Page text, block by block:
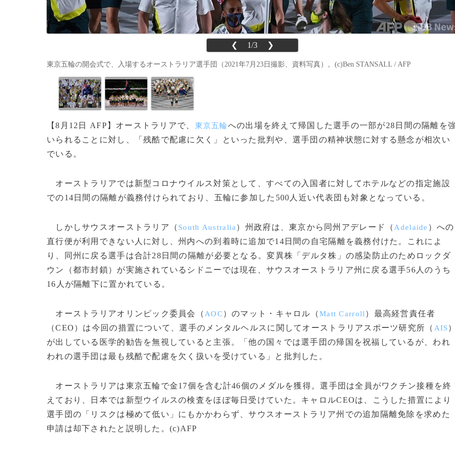
❮ 1/3 ❯
東京五輪の開会式で、入場するオーストラリア選手団（2021年7月23日撮影、資料写真）。(c)Ben STANSALL / AFP
【8月12日 AFP】オーストラリアで、 東京五輪への出場を終えて帰国した選手の一部が28日間の隔離を
いられることに対し、「残酷で配慮に欠く」といった批判や、選手団の精神状態に対する懸念が相次い
でいる。
オーストラリアでは新型コロナウイルス対策として、すべての入国者に対してホテルなどの指定施設
での14日間の隔離が義務付けられており、五輪に参加した500人近い代表団も対象となっている。
しかしサウスオーストラリア（ South Australia ）州政府は、東京から同州アデレード（ Adelaide ）への
直行便が利用できない人に対し、州内への到着時に追加で14日間の自宅隔離を義務付けた。これによ
り、同州に戻る選手は合計28日間の隔離が必要となる。変異株「デルタ株」の感染防止のためロックダ
ウン（都市封鎖）が実施されているシドニーでは現在、サウスオーストラリア州に戻る選手56人のうち
16人が隔離下に置かれている。
オーストラリアオリンピック委員会（ AOC）のマット・キャロル（Matt Carroll ）最高経営責任者
（CEO）は今回の措置について、選手のメンタルヘルスに関してオーストラリアスポーツ研究所（ AIS
が出している医学的勧告を無視していると主張。「他の国々では選手団の帰国を祝福しているが、われ
われの選手団は最も残酷で配慮を欠く扱いを受けている」と批判した。
オーストラリアは東京五輪で金17個を含む計46個のメダルを獲得。選手団は全員がワクチン接種を終
えており、日本では新型ウイルスの検査をほぼ毎日受けていた。キャロルCEOは、こうした措置により
選手団の「リスクは極めて低い」にもかかわらず、サウスオーストラリア州での追加隔離免除を求めた
申請は却下されたと説明した。(c)AFP